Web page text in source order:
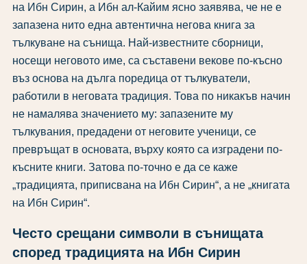
на Ибн Сирин, а Ибн ал-Кайим ясно заявява, че не е
запазена нито една автентична негова книга за
тълкуване на сънища. Най-известните сборници,
носещи неговото име, са съставени векове по-късно
въз основа на дълга поредица от тълкуватели,
работили в неговата традиция. Това по никакъв начин
не намалява значението му: запазените му
тълкувания, предадени от неговите ученици, се
превръщат в основата, върху която са изградени по-
късните книги. Затова по-точно е да се каже
„традицията, приписвана на Ибн Сирин“, а не „книгата
на Ибн Сирин“.
Често срещани символи в сънищата
според традицията на Ибн Сирин